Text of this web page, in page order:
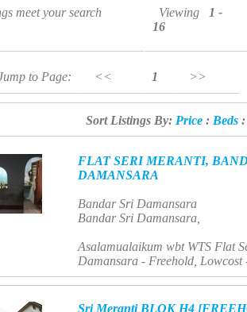
meet your search
Viewing
1 -
16
to Page: << 1 >>
Sort Listings By: Price: Beds:
FLAT SERI MERANTI,
DAMANSARA
Bandar Sri Damansara
Bandar Sri Damansara,
Asalamualaikum wbt WTS Flat
Damansara - Freehold, Lowcost
Sri Meranti BLOK H4